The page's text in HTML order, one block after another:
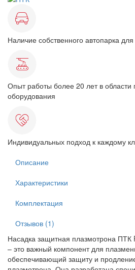
Наличие собственного автопарка
Опыт работы более 20 лет в
оборудования
Индивидуальных подход к каждому
Описание
Характеристики
Комплектация
Отзывов (1)
Насадка защитная плазмотрона ПТК
– это важный компонент для
обеспечивающий защиту и